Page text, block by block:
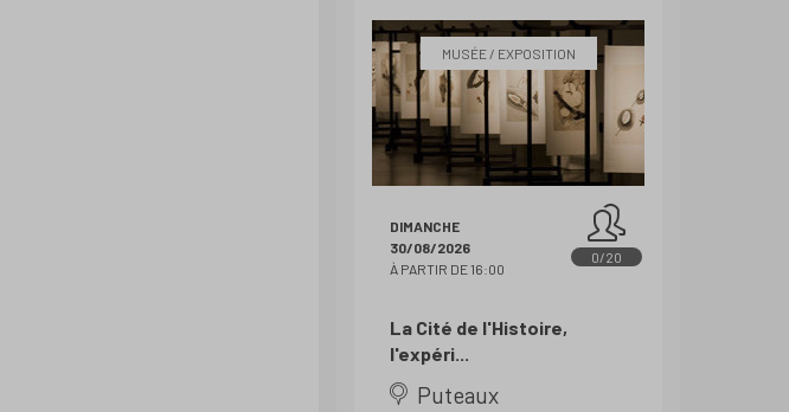
MUSÉE / EXPOSITION
DIMANCHE
30/08/2026
À PARTIR DE 16:00
0/20
La Cité de l'Histoire,
l'expéri...
Puteaux